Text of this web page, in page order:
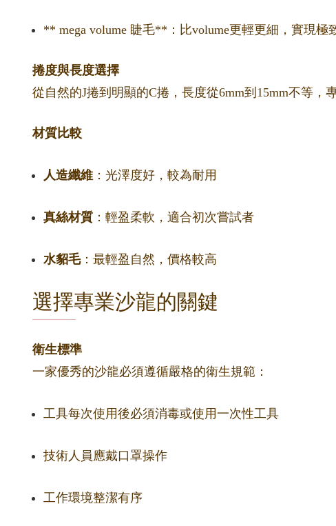
** mega volume 睫毛**：比volume更輕更細，實現極
捲度與長度選擇
從自然的J捲到明顯的C捲，長度從6mm到15mm不等
材質比較
人造纖維 ：光澤度好，較為耐用
真絲材質 ：輕盈柔軟，適合初次嘗試者
水貂毛：最輕盈自然，價格較高
選擇專業沙龍的關鍵
衛生標準
一家優秀的沙龍必須遵循嚴格的衛生規範：
工具每次使用後必須消毒或使用一次性工具
技術人員應戴口罩操作
工作環境整潔有序